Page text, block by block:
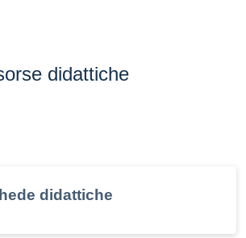
didattiche
didattiche